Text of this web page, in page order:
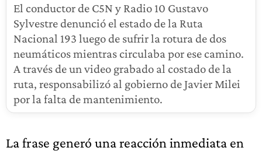
El conductor de C5N y Radio 10 Gustavo
Sylvestre denunció el estado de la Ruta
Nacional 193 luego de sufrir la rotura de dos
neumáticos mientras circulaba por ese camino.
A través de un video grabado al costado de la
ruta, responsabilizó al gobierno de Javier Milei
por la falta de mantenimiento.
La frase generó una reacción inmediata en